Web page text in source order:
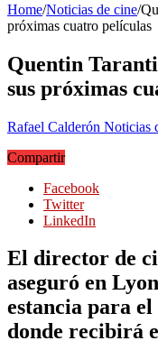
Home/Noticias de cine/
próximas cuatro películas
Quentin
sus próximas
Rafael Calderón Noticias
Compartir
Facebook
Twitter
LinkedIn
El director de
aseguró en
estancia para
donde recibirá